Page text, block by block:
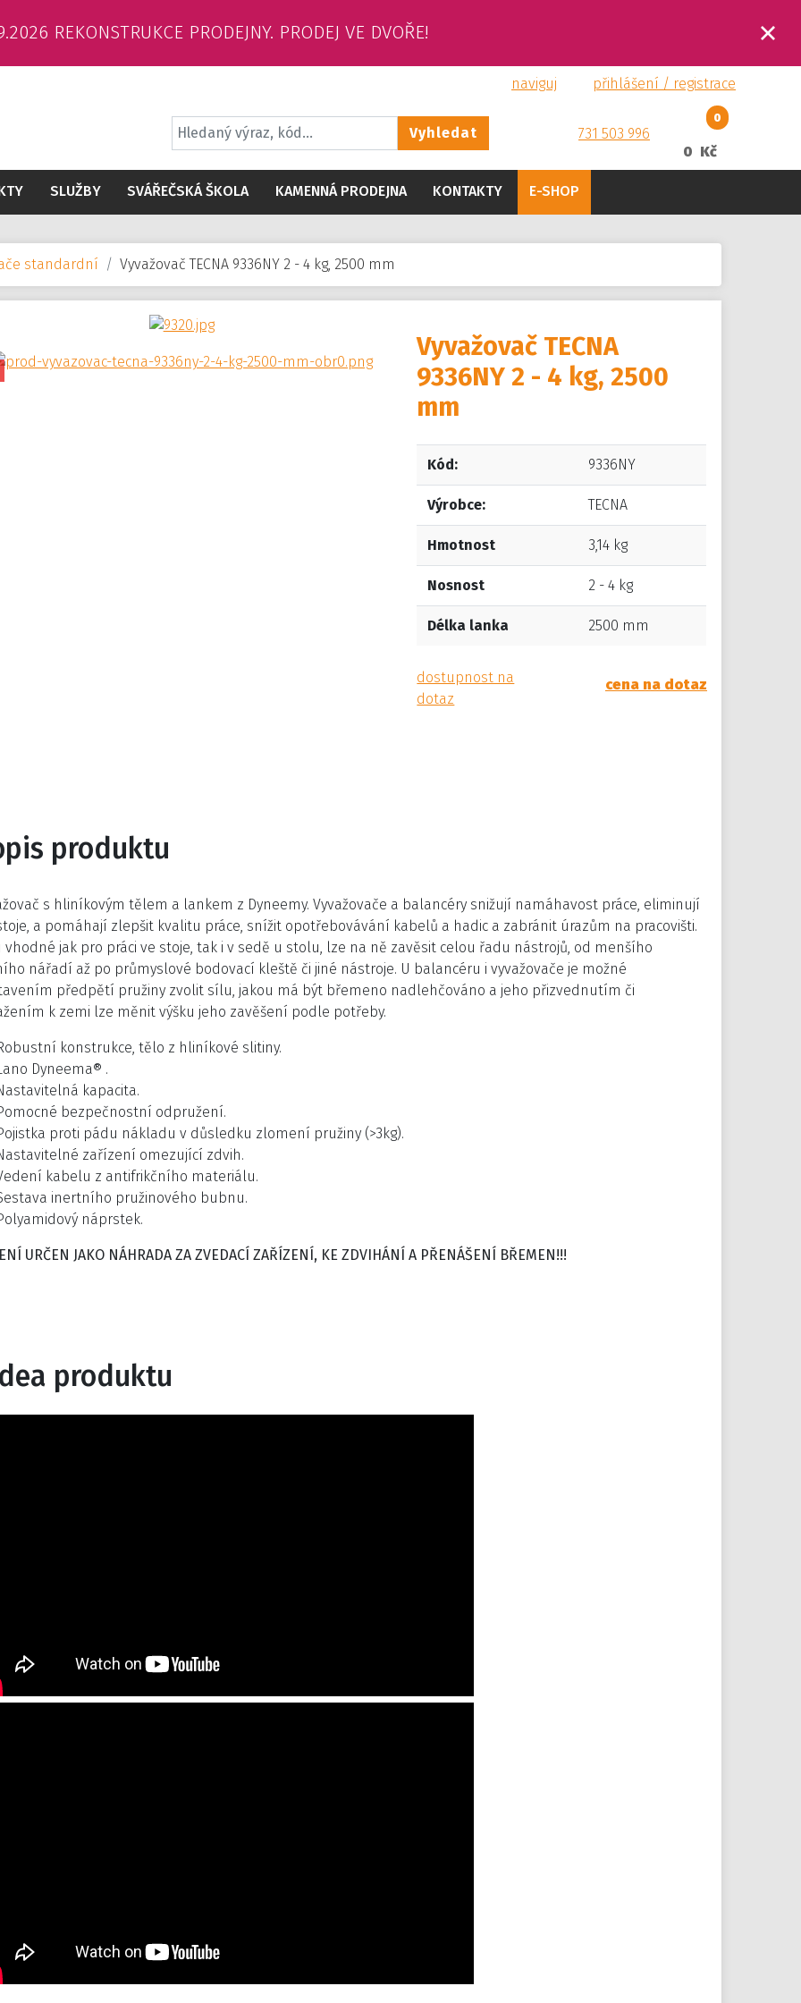
REKONSTRUKCE PRODEJNY. PRODEJ VE DVOŘE!
přihlášení / registrace
naviguj
0
0 Kč
731 503 996
Vyhledat
SLUŽBY SVÁŘEČSKÁ ŠKOLA KAMENNÁ PRODEJNA KONTAKTY E-SHOP
standardní Vyvažovač TECNA 9336NY 2 - 4 kg, 2500 mm
Vyvažovač TECNA
9336NY 2 - 4 kg, 2500
mm
Kód: 9336NY
Výrobce: TECNA
Hmotnost 3,14 kg
Nosnost 2 - 4 kg
Délka lanka 2500 mm
dostupnost na
dotaz
cena na dotaz
produktu
s hliníkovým tělem a lankem z Dyneemy. Vyvažovače a balancéry snižují namáhavost práce, eliminují
a pomáhají zlepšit kvalitu práce, snížit opotřebovávání kabelů a hadic a zabránit úrazům na pracovišti.
vhodné jak pro práci ve stoje, tak i v sedě u stolu, lze na ně zavěsit celou řadu nástrojů, od menšího
nářadí až po průmyslové bodovací kleště či jiné nástroje. U balancéru i vyvažovače je možné
předpětí pružiny zvolit sílu, jakou má být břemeno nadlehčováno a jeho přizvednutím či
k zemi lze měnit výšku jeho zavěšení podle potřeby.
konstrukce, tělo z hliníkové slitiny.
Dyneema® .
kapacita.
bezpečnostní odpružení.
proti pádu nákladu v důsledku zlomení pružiny (>3kg).
zařízení omezující zdvih.
kabelu z antifrikčního materiálu.
inertního pružinového bubnu.
náprstek.
URČEN JAKO NÁHRADA ZA ZVEDACÍ ZAŘÍZENÍ, KE ZDVIHÁNÍ A PŘENÁŠENÍ BŘEMEN!!!
produktu